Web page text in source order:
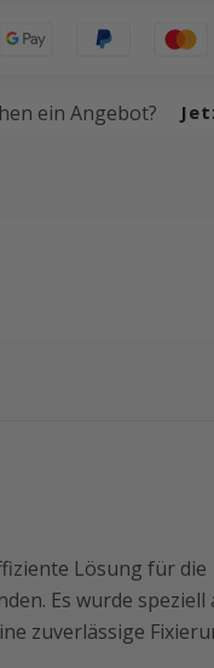
ein Angebot?
Lösung für die
Es wurde speziell
zuverlässige